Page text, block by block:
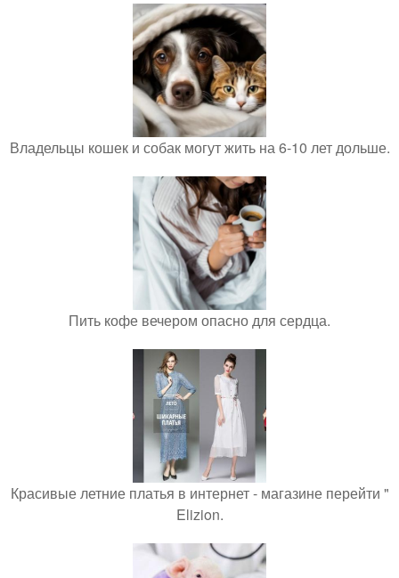
Владельцы кошек и собак могут жить на 6-10 лет дольше.
Пить кофе вечером опасно для сердца.
Красивые летние платья в интернет - магазине перейти "
Elizion.